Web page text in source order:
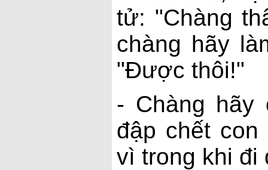
tử: "Chàng
chàng hãy
"Được thôi!"
- Chàng
đập chết
vì trong khi đi